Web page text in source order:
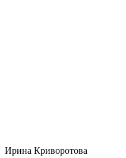
Ирина Криворотова